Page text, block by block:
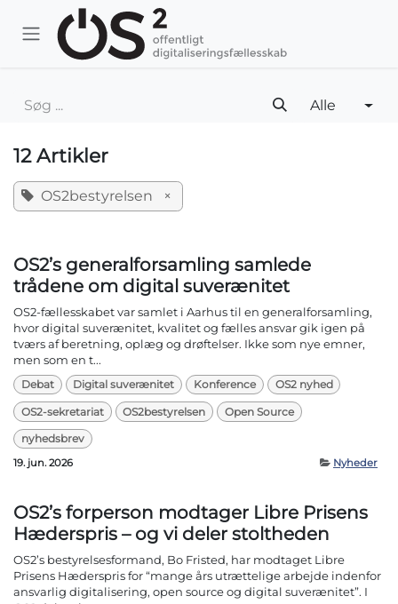
Skip to Content
Alle
12 Artikler
OS2bestyrelsen ×
OS2’s generalforsamling samlede
trådene om digital suverænitet
OS2-fællesskabet var samlet i Aarhus til en generalforsamling,
hvor digital suverænitet, kvalitet og fælles ansvar gik igen på
tværs af beretning, oplæg og drøftelser. Ikke som nye emner,
men som en t...
Debat Digital suverænitet Konference OS2 nyhed
OS2-sekretariat OS2bestyrelsen Open Source
nyhedsbrev
19. jun. 2026 Nyheder
OS2’s forperson modtager Libre Prisens
Hæderspris – og vi deler stoltheden
OS2’s bestyrelsesformand, Bo Fristed, har modtaget Libre
Prisens Hæderspris for “mange års utrættelige arbejde indenfor
ansvarlig digitalisering, open source og digital suverænitet”. I